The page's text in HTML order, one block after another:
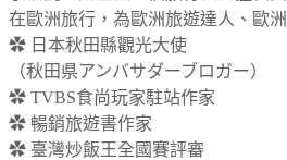
在歐洲旅行，為歐洲旅遊達人、歐
✿ 日本秋田縣觀光大使
（秋田県アンバサダーブロガー）
✿ TVBS食尚玩家駐站作家
✿ 暢銷旅遊書作家
✿ 臺灣炒飯王全國賽評審